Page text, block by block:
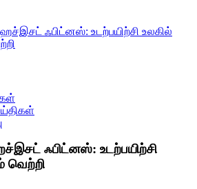
ஃபிட்னஸ்: உடற்பயிற்சி உலகில்
ஃபிட்னஸ்: உடற்பயிற்சி
வெற்றி